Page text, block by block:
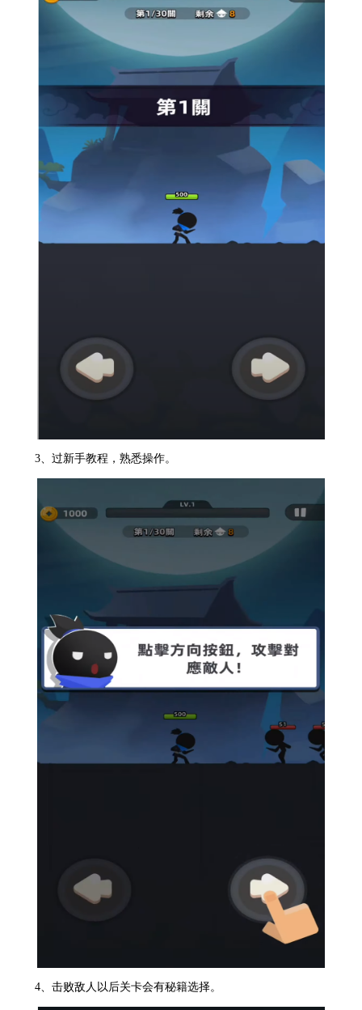
3、过新手教程，熟悉操作。
4、击败敌人以后关卡会有秘籍选择。